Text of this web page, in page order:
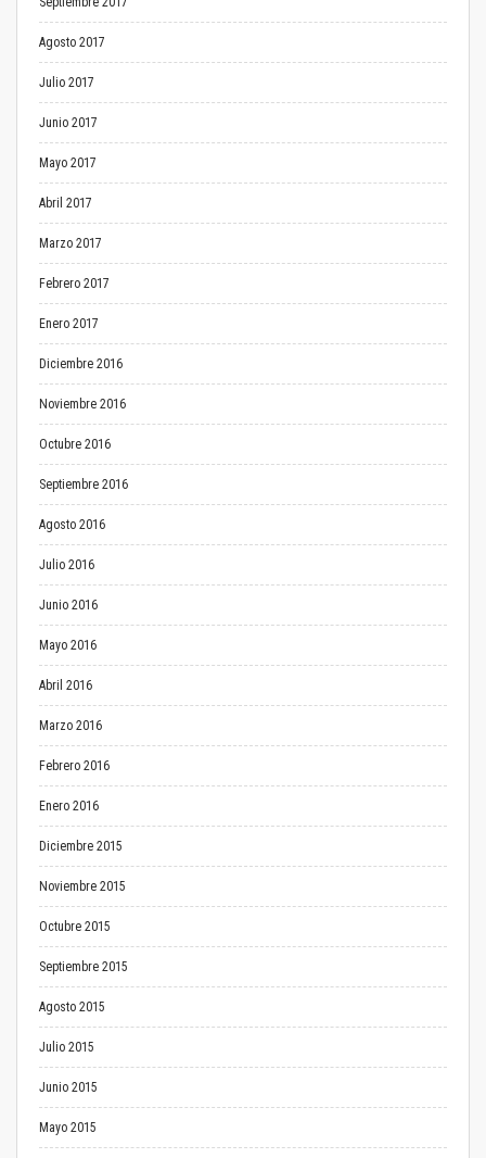
Agosto 2017
Julio 2017
Junio 2017
Mayo 2017
Abril 2017
Marzo 2017
Febrero 2017
Enero 2017
Diciembre 2016
Noviembre 2016
Octubre 2016
Septiembre 2016
Agosto 2016
Julio 2016
Junio 2016
Mayo 2016
Abril 2016
Marzo 2016
Febrero 2016
Enero 2016
Diciembre 2015
Noviembre 2015
Octubre 2015
Septiembre 2015
Agosto 2015
Julio 2015
Junio 2015
Mayo 2015